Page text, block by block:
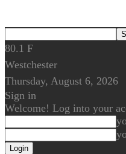
80.1 F
Westchester
Thursday, August 6, 2026
Sign in
Welcome! Log into your